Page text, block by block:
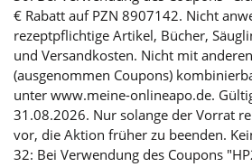
€ Rabatt auf PZN 8907142. Nicht
rezeptpflichtige Artikel, Bücher,
und Versandkosten. Nicht mit
(ausgenommen Coupons)
unter www.meine-onlineapo.de.
31.08.2026. Nur solange der Vorrat
vor, die Aktion früher zu beenden.
32: Bei Verwendung des Coupons